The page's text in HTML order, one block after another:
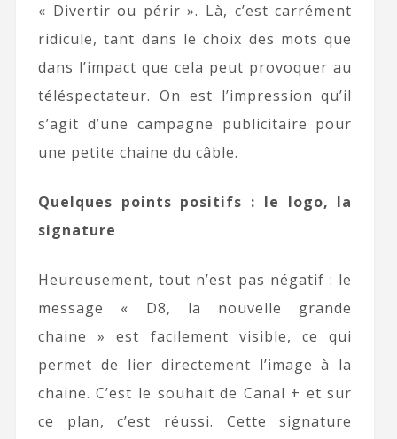
« Divertir ou périr ». Là, c’est carrément
ridicule, tant dans le choix des mots que
dans l’impact que cela peut provoquer au
téléspectateur. On est l’impression qu’il
s’agit d’une campagne publicitaire pour
une petite chaine du câble.
Quelques points positifs : le logo, la
signature
Heureusement, tout n’est pas négatif : le
message « D8, la nouvelle grande
chaine » est facilement visible, ce qui
permet de lier directement l’image à la
chaine. C’est le souhait de Canal + et sur
ce plan, c’est réussi. Cette signature